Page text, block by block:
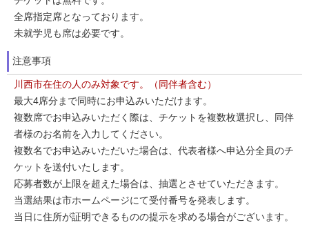
全席指定席となっております。
未就学児も席は必要です。
注意事項
川西市在住の人のみ対象です。（同伴者含む）
最大4席分まで同時にお申込みいただけます。
複数席でお申込みいただく際は、チケットを複数枚選択し、同伴
者様のお名前を入力してください。
複数名でお申込みいただいた場合は、代表者様へ申込分全員のチ
ケットを送付いたします。
応募者数が上限を超えた場合は、抽選とさせていただきます。
当選結果は市ホームページにて受付番号を発表します。
当日に住所が証明できるものの提示を求める場合がございます。